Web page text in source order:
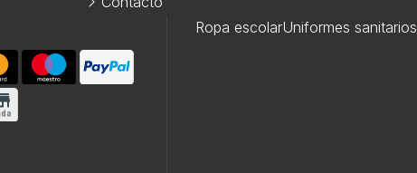
Ropa escolarUniformes sanitarios